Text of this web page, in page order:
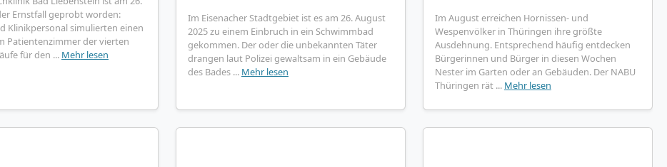
Ernstfall geprobt worden:
Klinikpersonal simulierten einen
Patientenzimmer der vierten
für den ... Mehr lesen
Im Eisenacher Stadtgebiet ist es am 26. August
2025 zu einem Einbruch in ein Schwimmbad
gekommen. Der oder die unbekannten Täter
drangen laut Polizei gewaltsam in ein Gebäude
des Bades ... Mehr lesen
Im August erreichen Hornissen- und
Wespenvölker in Thüringen ihre größte
Ausdehnung. Entsprechend häufig entdecken
Bürgerinnen und Bürger in diesen Wochen
Nester im Garten oder an Gebäuden. Der NABU
Thüringen rät ... Mehr lesen